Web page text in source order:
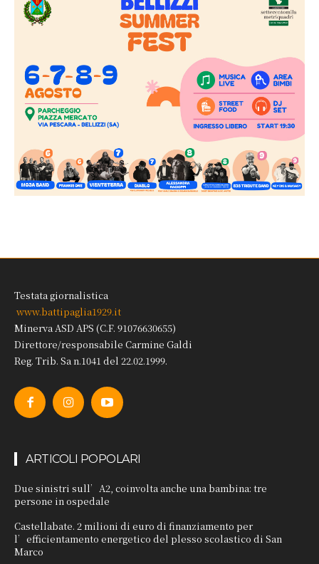
Testata giornalistica
www.battipaglia1929.it
Minerva ASD APS (C.F. 91076630655)
Direttore/responsabile Carmine Galdi
Reg. Trib. Sa n.1041 del 22.02.1999.
ARTICOLI POPOLARI
Due sinistri sull’A2, coinvolta anche una bambina: tre
persone in ospedale
Castellabate. 2 milioni di euro di finanziamento per
l’efficientamento energetico del plesso scolastico di San
Marco